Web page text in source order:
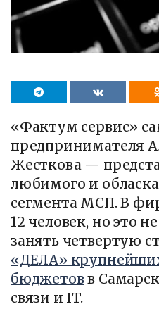
«Фактум сервис»
предпринимателя
Жесткова —
любимого и
сегмента МСП. В
12 человек, но это
занять четвертую
«ДЕЛА»
бюджетовв
связи и IT.